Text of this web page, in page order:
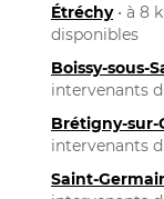
Étréchy• à 8
disponibles
Boissy-sous-
intervenants
Brétigny-sur-
intervenants
Saint-